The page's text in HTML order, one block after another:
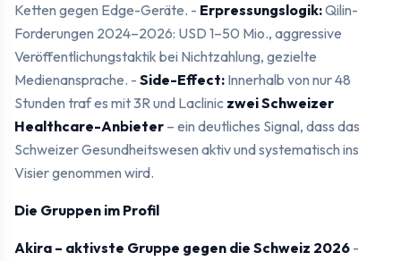
Ketten gegen Edge-Geräte. - Erpressungslogik:Qilin-
Forderungen 2024–2026: USD 1–50 Mio., aggressive
Veröffentlichungstaktik bei Nichtzahlung, gezielte
Medienansprache. - Side-Effect: Innerhalb von nur 48
Stunden traf es mit 3R und Laclinic zwei Schweizer
Healthcare-Anbieter – ein deutliches Signal, dass das
Schweizer Gesundheitswesen aktiv und systematisch ins
Visier genommen wird.
Die Gruppen im Profil
Akira – aktivste Gruppe gegen die Schweiz 2026 -